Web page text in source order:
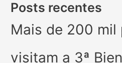
Posts recentes
Mais de 200 mil
visitam a 3ª